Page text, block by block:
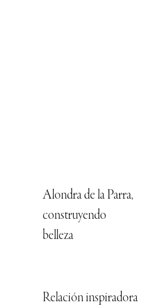
Alondra de la Parra,
construyendo
belleza
Relación inspiradora